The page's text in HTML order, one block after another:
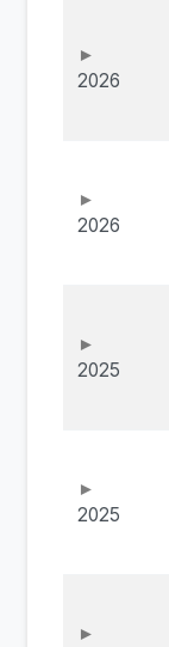
2026
2026
2025
2025